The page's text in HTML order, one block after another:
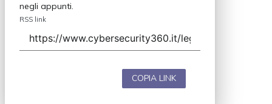
negli appunti.
RSS link
COPIA LINK